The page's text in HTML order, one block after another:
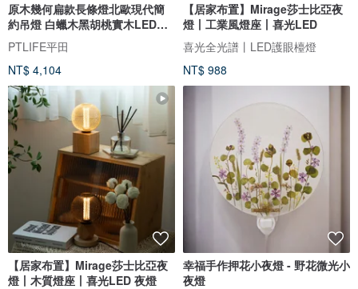
原木幾何扁款長條燈北歐現代簡
約吊燈 白蠟木黑胡桃實木LED吊
燈
PTLIFE平田
NT$ 4,104
【居家布置】Mirage莎士比亞夜
燈㇑工業風燈座㇑喜光LED
喜光全光譜㇑LED護眼檯燈
NT$ 988
【居家布置】Mirage莎士比亞夜
燈㇑木質燈座㇑喜光LED 夜燈
幸福手作押花小夜燈 - 野花微光小
夜燈